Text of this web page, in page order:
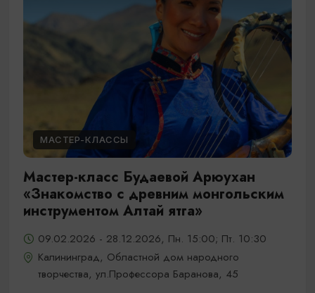
МАСТЕР-КЛАССЫ
Мастер-класс Будаевой Арюухан
«Знакомство с древним монгольским
инструментом Алтай ятга»
09.02.2026 - 28.12.2026, Пн. 15:00; Пт. 10:30
Калининград, Областной дом народного
творчества, ул.Профессора Баранова, 45